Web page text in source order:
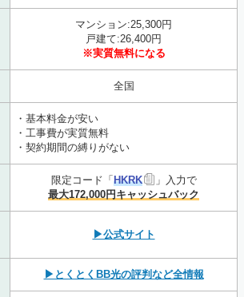
マンション:25,300円
戸建て:26,400円
※実質無料になる
全国
・基本料金が安い
・工事費が実質無料
・契約期間の縛りがない
限定コード「HKRK
」入力で
最大172,000円キャッシュバック
▶公式サイト
▶とくとくBB光の評判など全情報